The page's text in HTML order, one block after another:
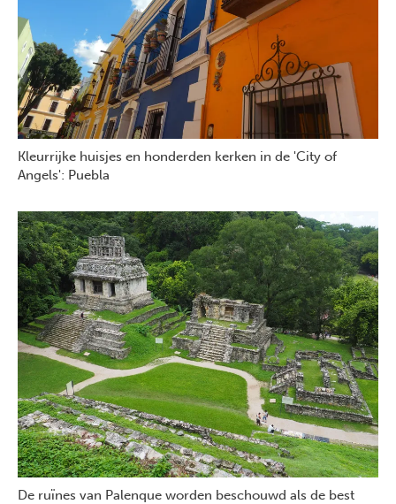
Kleurrijke huisjes en honderden kerken in de 'City of
Angels': Puebla
De ruïnes van Palenque worden beschouwd als de best